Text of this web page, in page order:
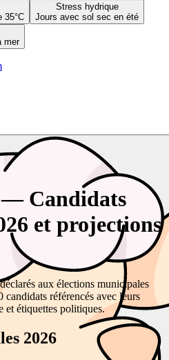
35°C
Stress hydrique
Jours avec sol sec en été
mer
Candidats
et projections
aux élections municipales
référencés avec leurs
et étiquettes politiques.
2026